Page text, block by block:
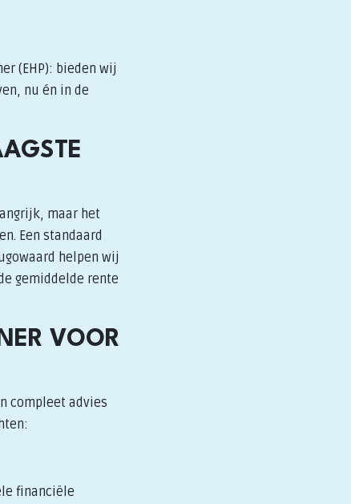
(EHP): bieden wij
nu én in de
maar het
Een standaard
helpen wij
gemiddelde rente
VOOR
compleet advies
financiële